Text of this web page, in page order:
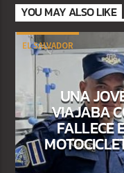
YOU MAY ALSO LIKE
EL SALVADOR
UNA
VIAJABA
FALLECE